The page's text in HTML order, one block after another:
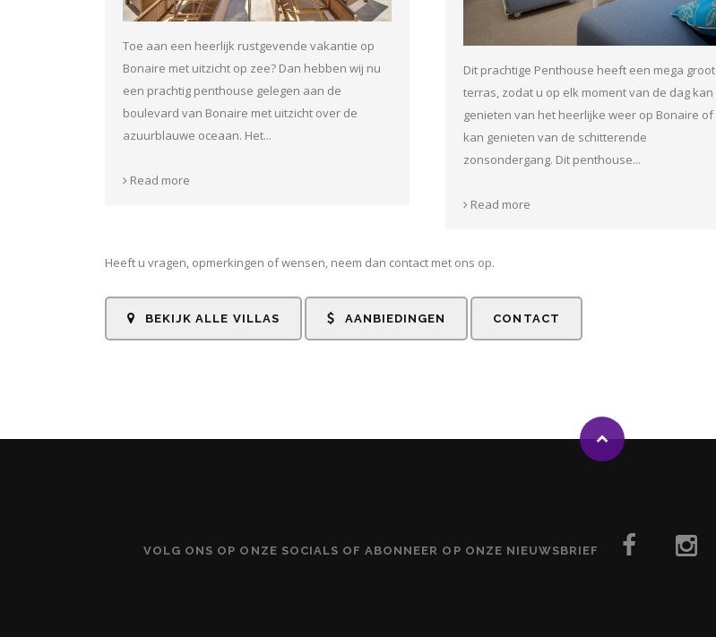
Toe aan een heerlijk rustgevende vakantie op
Bonaire met uitzicht op zee? Dan hebben wij nu
een prachtig penthouse gelegen aan de
boulevard van Bonaire met uitzicht over de
azuurblauwe oceaan. Het...
Read more
Dit prachtige Penthouse heeft een mega groot
terras, zodat u op elk moment van de dag kan
genieten van het heerlijke weer op Bonaire of
kan genieten van de schitterende
zonsondergang. Dit penthouse...
Read more
Heeft u vragen, opmerkingen of wensen, neem dan contact met ons op.
BEKIJK ALLE VILLAS AANBIEDINGEN CONTACT
VOLG ONS OP ONZE SOCIALS OF ABONNEER OP ONZE NIEUWSBRIEF